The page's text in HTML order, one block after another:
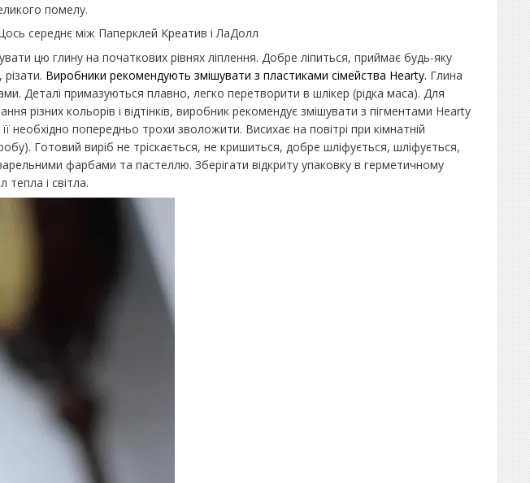
помелу.
середнє між Паперклей Креатив і ЛаДолл
цю глину на початкових рівнях ліплення. Добре ліпиться, приймає будь-яку
Виробники рекомендують змішувати з пластиками сімейства Hearty. Глина
Деталі примазуються плавно, легко перетворити в шлікер (рідка маса). Для
різних кольорів і відтінків, виробник рекомендує змішувати з пігментами Hearty
необхідно попередньо трохи зволожити. Висихає на повітрі при кімнатній
Готовий виріб не тріскається, не кришиться, добре шліфується, шліфується,
фарбами та пастеллю. Зберігати відкриту упаковку в герметичному
і світла.